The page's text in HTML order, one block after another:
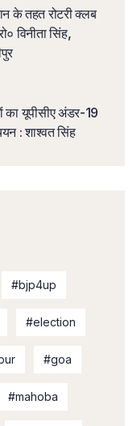
के तहत रोटरी क्लब
विनीता सिंह,
का यूपीसीए अंडर-19
: शाश्वत सिंह
#bjp4up
#election
#goa
#mahoba